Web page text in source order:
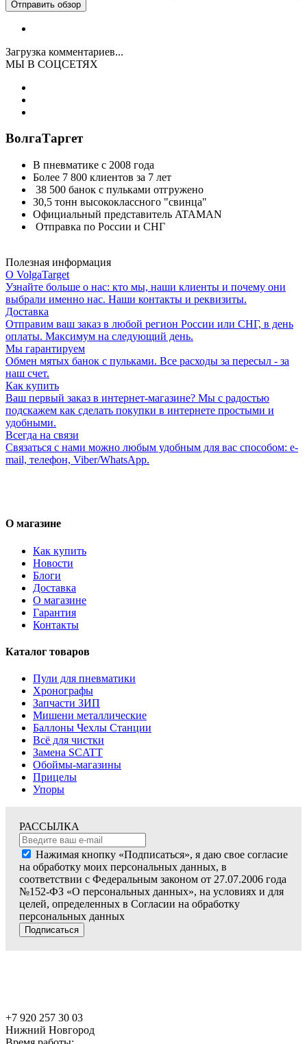
Загрузка комментариев...
МЫ В СОЦСЕТЯХ
ВолгаТаргет
В пневматике с 2008 года
Более 7 800 клиентов за 7 лет
38 500 банок с пульками отгружено
30,5 тонн высококлассного "свинца"
Официальный представитель ATAMAN
Отправка по России и СНГ
Полезная информация
О VolgaTarget
Узнайте больше о нас: кто мы, наши клиенты и почему они
выбрали именно нас. Наши контакты и реквизиты.
Доставка
Отправим ваш заказ в любой регион России или СНГ, в день
оплаты. Максимум на следующий день.
Мы гарантируем
Обмен мятых банок с пульками. Все расходы за пересыл - за
наш счет.
Как купить
Ваш первый заказ в интернет-магазине? Мы с радостью
подскажем как сделать покупки в интернете простыми и
удобными.
Всегда на связи
Связаться с нами можно любым удобным для вас способом: e-
mail, телефон, Viber/WhatsApp.
О магазине
Как купить
Новости
Блоги
Доставка
О магазине
Гарантия
Контакты
Каталог товаров
Пули для пневматики
Хронографы
Запчасти ЗИП
Мишени металлические
Баллоны Чехлы Станции
Всё для чистки
Замена SCATT
Обоймы-магазины
Прицелы
Упоры
РАССЫЛКА
Нажимая кнопку «Подписаться», я даю свое согласие
на обработку моих персональных данных, в
соответствии с Федеральным законом от 27.07.2006 года
№152-ФЗ «О персональных данных», на условиях и для
целей, определенных в Согласии на обработку
персональных данных
Подписаться
+7 920 257 30 03
Нижний Новгород